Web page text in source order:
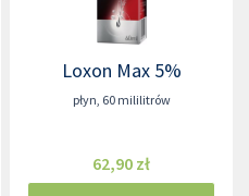
Loxon Max 5%
płyn, 60 mililitrów
62,90 zł